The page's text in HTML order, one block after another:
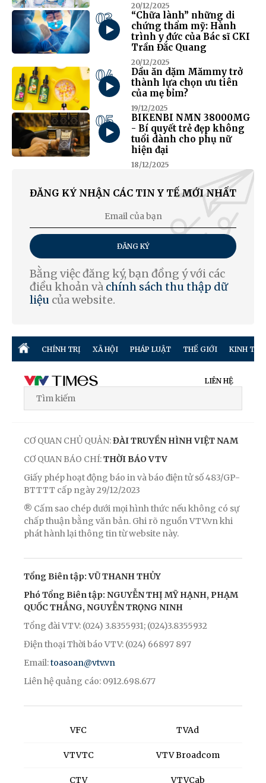
20/12/2025
03
“Chữa lành” những di
chứng thẩm mỹ: Hành
trình y đức của Bác sĩ CKI
Trần Đắc Quang
20/12/2025
04
Dầu ăn dặm Mămmy trở
thành lựa chọn ưu tiên
của mẹ bỉm?
19/12/2025
05
BIKENBI NMN 38000MG
- Bí quyết trẻ đẹp không
tuổi dành cho phụ nữ
hiện đại
18/12/2025
ĐĂNG KÝ NHẬN CÁC TIN Y TẾ MỚI NHẤT
ĐĂNG KÝ
Bằng việc đăng ký, bạn đồng ý với các
điều khoản và chính sách thu thập dữ
liệu của website.
CHÍNH TRỊ XÃ HỘI PHÁP LUẬT THẾ GIỚI KINH TẾ
LIÊN HỆ
CƠ QUAN CHỦ QUẢN:ĐÀI TRUYỀN HÌNH VIỆT NAM
CƠ QUAN BÁO CHÍ:THỜI BÁO VTV
Giấy phép hoạt động báo in và báo điện tử số 483/GP-
BTTTT cấp ngày 29/12/2023
® Cấm sao chép dưới mọi hình thức nếu không có sự
chấp thuận bằng văn bản. Ghi rõ nguồn VTV.vn khi
phát hành lại thông tin từ website này.
Tổng Biên tập: VŨ THANH THỦY
Phó Tổng Biên tập: NGUYỄN THỊ MỸ HẠNH, PHẠM
QUỐC THẮNG, NGUYỄN TRỌNG NINH
Tổng đài VTV: (024) 3.8355931; (024)3.8355932
Điện thoại Thời báo VTV: (024) 66897 897
Email:toasoan@vtv.vn
Liên hệ quảng cáo: 0912.698.677
VFC
VTVTC
CTV
TVAd
VTV Broadcom
VTVCab